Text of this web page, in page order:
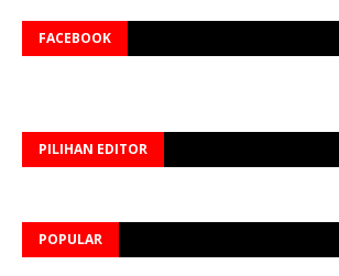
FACEBOOK
PILIHAN EDITOR
POPULAR